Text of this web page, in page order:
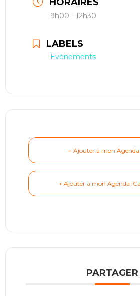
restauration
réserver ma séance
9h00 - 12h30
LABELS
Evènements
+ Ajouter à mon
+ Ajouter à mon Agenda
PARTAGER